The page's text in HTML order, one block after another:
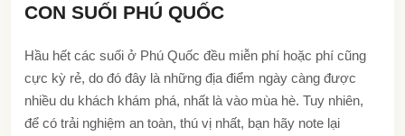
CON SUỐI PHÚ QUỐC
Hầu hết các suối ở Phú Quốc đều miễn phí hoặc phí cũng
cực kỳ rẻ, do đó đây là những địa điểm ngày càng được
nhiều du khách khám phá, nhất là vào mùa hè. Tuy nhiên,
để có trải nghiệm an toàn, thú vị nhất, bạn hãy note lại